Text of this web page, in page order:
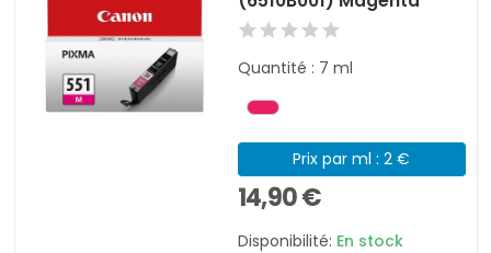
Quantité : 7 ml
Prix par ml : 2 €
14,90 €
Disponibilité: En stock